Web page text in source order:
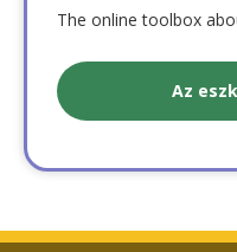
The online toolbox
Az